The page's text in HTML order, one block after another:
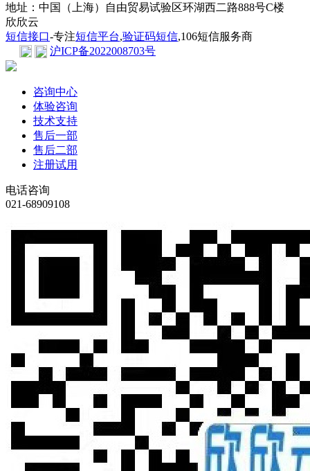
地址：中国（上海）自由贸易试验区环湖西二路888号C楼
欣欣云
短信接口-专注短信平台,验证码短信,106短信服务商
沪ICP备2022008703号
咨询中心
体验咨询
技术支持
售后一部
售后二部
注册试用
电话咨询
021-68909108